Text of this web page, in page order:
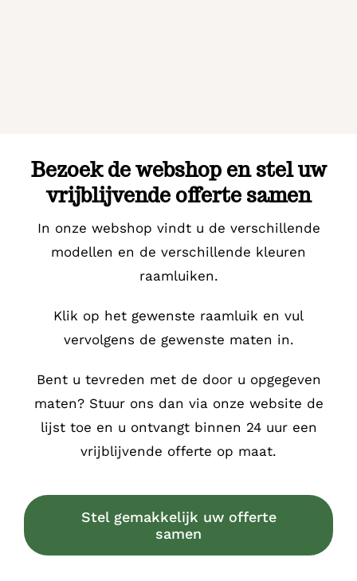
Bezoek de webshop en stel uw
vrijblijvende offerte samen
In onze webshop vindt u de verschillende
modellen en de verschillende kleuren
raamluiken.
Klik op het gewenste raamluik en vul
vervolgens de gewenste maten in.
Bent u tevreden met de door u opgegeven
maten? Stuur ons dan via onze website de
lijst toe en u ontvangt binnen 24 uur een
vrijblijvende offerte op maat.
Stel gemakkelijk uw offerte
samen